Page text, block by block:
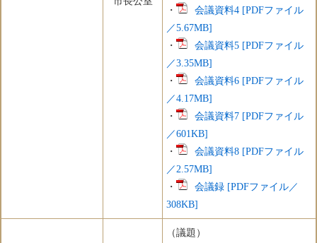
・
会議資料4 [PDFファイル
／5.67MB]
・
会議資料5 [PDFファイル
／3.35MB]
・
会議資料6 [PDFファイル
／4.17MB]
・
会議資料7 [PDFファイル
／601KB]
・
会議資料8 [PDFファイル
／2.57MB]
・
会議録 [PDFファイル／
308KB]
（議題）